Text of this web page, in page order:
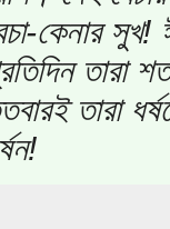
কেনার সুখ!
তারা
তারা